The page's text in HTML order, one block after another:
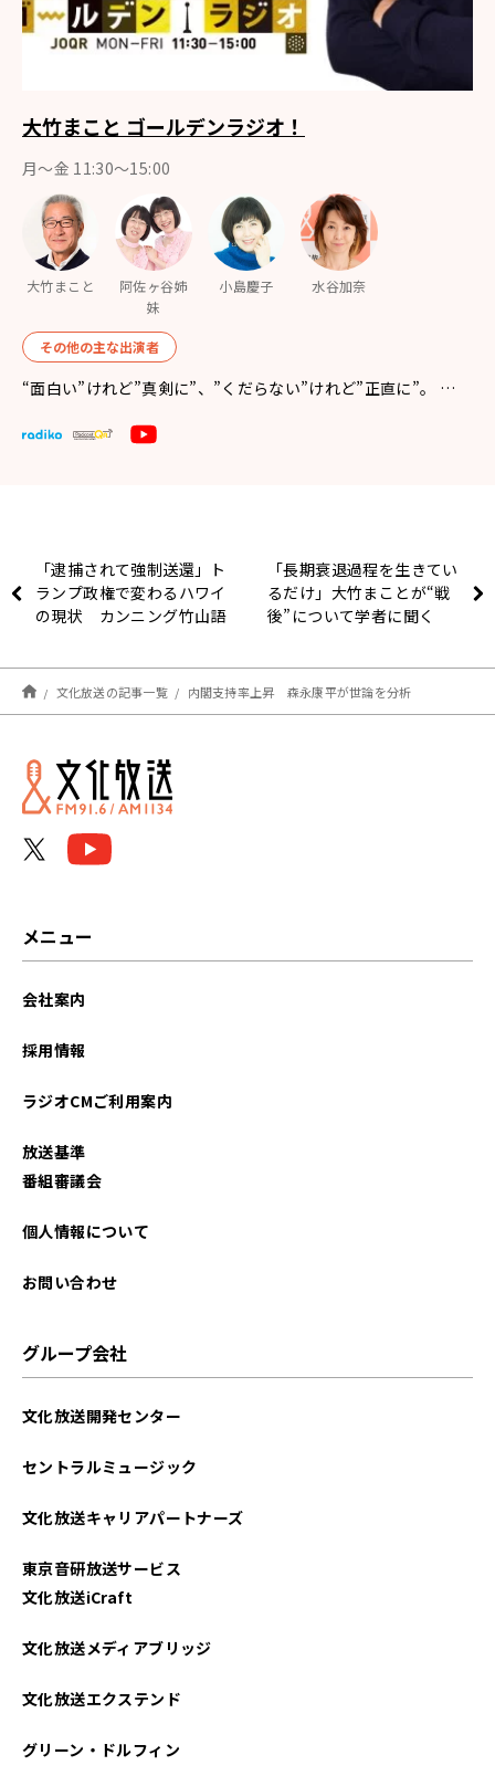
大竹まこと ゴールデンラジオ！
月〜金 11:30～15:00
大竹まこと
阿佐ヶ谷姉
妹
小島慶子 水谷加奈
その他の主な出演者
“面白い”けれど”真剣に”、”くだらない”けれど”正直に”。 …
「逮捕されて強制送還」ト
ランプ政権で変わるハワイ
の現状 カンニング竹山語
「長期衰退過程を生きてい
るだけ」大竹まことが“戦
後”について学者に聞く
文化放送の記事一覧 内閣支持率上昇 森永康平が世論を分析
メニュー
会社案内
採用情報
ラジオCMご利用案内
放送基準
番組審議会
個人情報について
お問い合わせ
グループ会社
文化放送開発センター
セントラルミュージック
文化放送キャリアパートナーズ
東京音研放送サービス
文化放送iCraft
文化放送メディアブリッジ
文化放送エクステンド
グリーン・ドルフィン